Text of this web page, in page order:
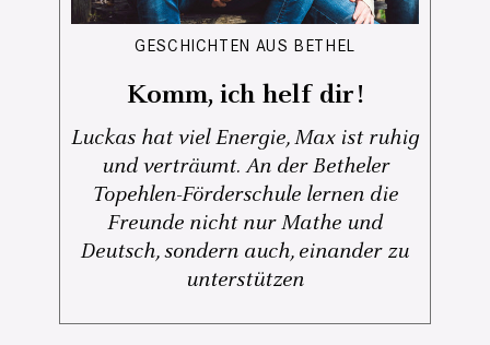
GESCHICHTEN AUS BETHEL
Komm, ich helf dir!
Luckas hat viel Energie, Max ist ruhig
und verträumt. An der Betheler
Topehlen-Förderschule lernen die
Freunde nicht nur Mathe und
Deutsch, sondern auch, einander zu
unterstützen